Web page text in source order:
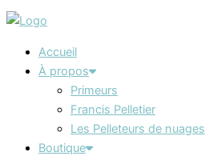
Accueil
À propos
Primeurs
Francis Pelletier
Les Pelleteurs de nuages
Boutique